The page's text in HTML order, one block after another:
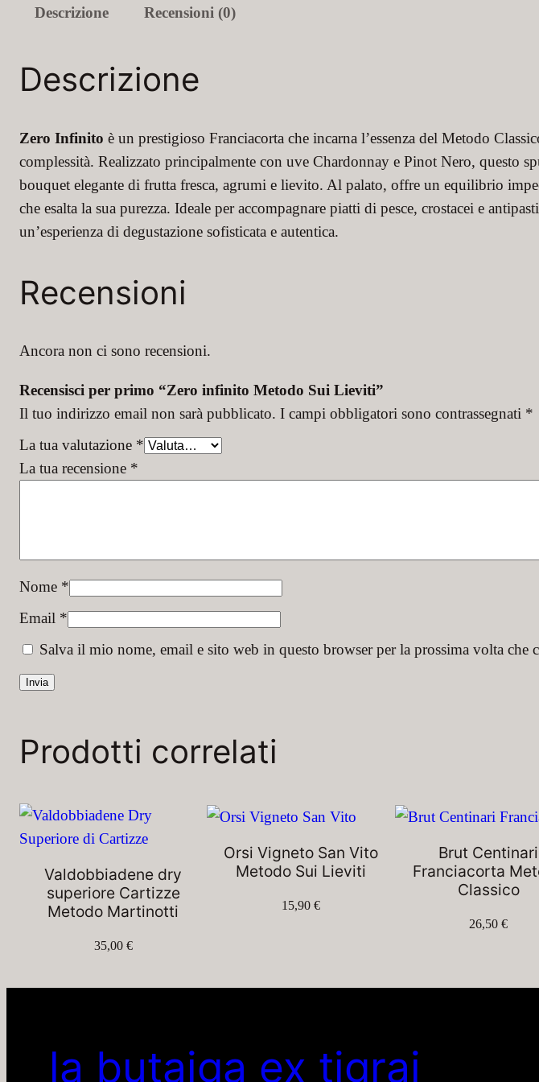
Descrizione
Recensioni (0)
Descrizione
Zero Infinito è un prestigioso Franciacorta che incarna l’essenza del Metodo
complessità. Realizzato principalmente con uve Chardonnay e Pinot Nero, questo
bouquet elegante di frutta fresca, agrumi e lievito. Al palato, offre un equilibrio
che esalta la sua purezza. Ideale per accompagnare piatti di pesce, crostacei e
un’esperienza di degustazione sofisticata e autentica.
Recensioni
Ancora non ci sono recensioni.
Recensisci per primo “Zero infinito Metodo Sui Lieviti”
Il tuo indirizzo email non sarà pubblicato. I campi obbligatori sono contrassegnati *
La tua valutazione *
La tua recensione *
Nome *
Email *
Salva il mio nome, email e sito web in questo browser per la prossima volta che
Prodotti correlati
Valdobbiadene dry
superiore Cartizze
Metodo Martinotti
35,00 €
Orsi Vigneto San Vito
Metodo Sui Lieviti
15,90 €
Brut Centinari
Franciacorta
Classico
26,50€
la butaiga ex tigrai